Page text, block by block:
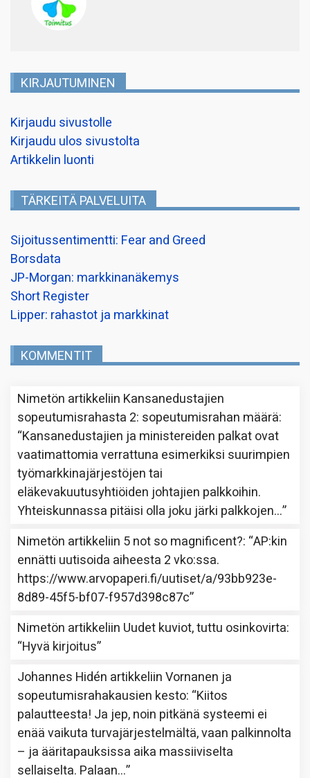
KIRJAUTUMINEN
Kirjaudu sivustolle
Kirjaudu ulos sivustolta
Artikkelin luonti
TÄRKEITÄ PALVELUITA
Sijoitussentimentti: Fear and Greed
Borsdata
JP-Morgan: markkinanäkemys
Short Register
Lipper: rahastot ja markkinat
KOMMENTIT
Nimetön artikkeliin Kansanedustajien
sopeutumisrahasta 2: sopeutumisrahan määrä:
“Kansanedustajien ja ministereiden palkat ovat
vaatimattomia verrattuna esimerkiksi suurimpien
työmarkkinajärjestöjen tai
eläkevakuutusyhtiöiden johtajien palkkoihin.
Yhteiskunnassa pitäisi olla joku järki palkkojen…”
Nimetön artikkeliin 5 not so magnificent?: “AP:kin
ennätti uutisoida aiheesta 2 vko:ssa.
https://www.arvopaperi.fi/uutiset/a/93bb923e-
8d89-45f5-bf07-f957d398c87c”
Nimetön artikkeliin Uudet kuviot, tuttu osinkovirta:
“Hyvä kirjoitus”
Johannes Hidén artikkeliinVornanen ja
sopeutumisrahakausien kesto: “Kiitos
palautteesta! Ja jep, noin pitkänä systeemi ei
enää vaikuta turvajärjestelmältä, vaan palkinnolta
– ja ääritapauksissa aika massiiviselta
sellaiselta. Palaan…”